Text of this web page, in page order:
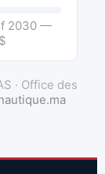
2030 —
· Office des